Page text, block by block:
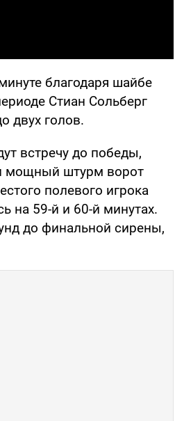
благодаря шайбе
Стиан Сольберг
двух голов.
встречу до победы,
мощный штурм ворот
полевого игрока
на 59-й и 60-й минутах.
до финальной сирены,